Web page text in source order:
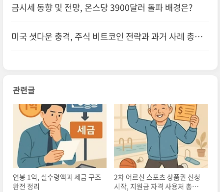
금시세 동향 및 전망, 온스당 3900달러 돌파 배경은?
미국 셧다운 충격, 주식 비트코인 전략과 과거 사례 총정
관련글
연봉 1억, 실수령액과 세금 구조
완전 정리
2차 어르신 스포츠 상품권 신청
시작, 지원금 자격 사용처 총정